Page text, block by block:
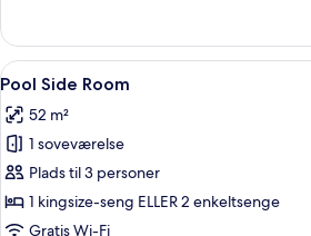
View
Room
Indlæs
alle
billeder
af
Pool
Side
Room
Et
12
Pool Side Room
52 m²
1 soveværelse
Plads til 3 personer
1 kingsize-seng ELLER 2 enkeltsenge
Gratis Wi-Fi